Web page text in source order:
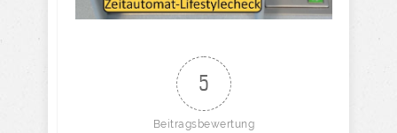
5
Beitragsbewertung